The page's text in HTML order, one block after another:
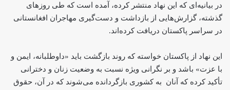
در بیانیه‌ای که این نهاد منتشر کرده، آمده است که طی روزهای
گذشته، گزارش‌هایی از بازداشت و دست‌گیری مهاجران افغانستانی
در سراسر پاکستان دریافت کرده‌اند.
این نهاد از پاکستان خواسته که روند بازگشت باید «داوطلبانه، ایمن و
با عزت» باشد و بر نگرانی ویژه نسبت به وضعیت زنان و دخترانی
تأکید کرده که آنان به کشوری بازگردانده می‌شوند که در آن، حقوق